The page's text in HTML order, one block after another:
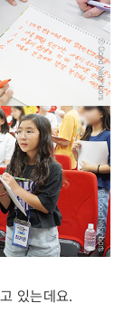
있는데요.